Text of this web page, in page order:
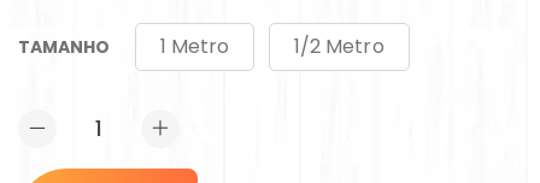
TAMANHO 1 Metro 1/2 Metro